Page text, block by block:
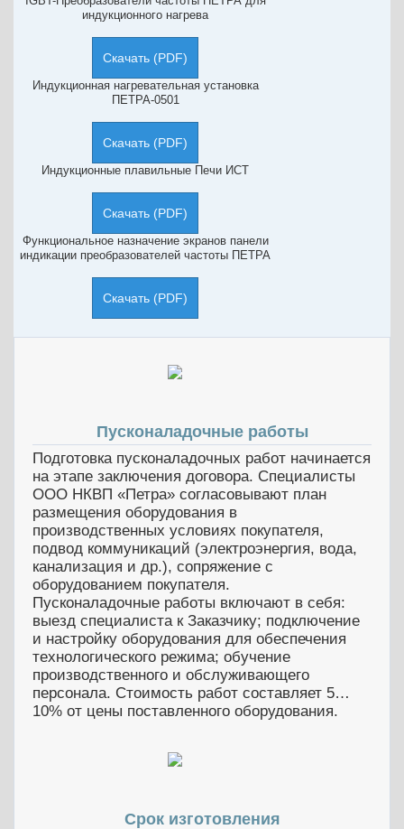
индукционного нагрева
Скачать (PDF)
Индукционная нагревательная установка
ПЕТРА-0501
Скачать (PDF)
Индукционные плавильные Печи ИСТ
Скачать (PDF)
Функциональное назначение экранов панели
индикации преобразователей частоты ПЕТРА
Скачать (PDF)
Пусконаладочные работы
Подготовка пусконаладочных работ начинается
на этапе заключения договора. Специалисты
ООО НКВП «Петра» согласовывают план
размещения оборудования в
производственных условиях покупателя,
подвод коммуникаций (электроэнергия, вода,
канализация и др.), сопряжение с
оборудованием покупателя.
Пусконаладочные работы включают в себя:
выезд специалиста к Заказчику; подключение
и настройку оборудования для обеспечения
технологического режима; обучение
производственного и обслуживающего
персонала. Стоимость работ составляет 5…
10% от цены поставленного оборудования.
Срок изготовления